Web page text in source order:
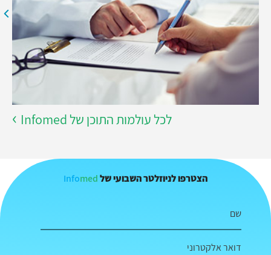
לכל עולמות התוכן של Infomed
הצטרפו לניוזלטר השבועי של Infomed
שם
דואר אלקטרוני